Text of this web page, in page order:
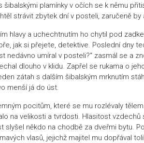
šibalskými plamínky v očích se k němu
strávit zbytek dní v posteli, zaručeně by
hlavy a uchechtnutím ho chytil pod
jak si přejete, detektive. Poslední dny
nedávno umíral v posteli?“ zasmál se a
dlouho v klidu. Zapřel se rukama o
zátah s dalším šibalským mrknutím
menší já do úst.
pocitům, které se mu rozlévaly
na velikosti a tvrdosti. Hlasitost vzdechů
slyšel někdo na chodbě za dveřmi bytu.
vlasů, jejichž majitel mu dopřával